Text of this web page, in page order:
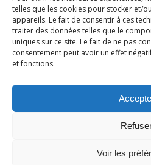
telles que les cookies pour stocker et/
appareils. Le fait de consentir à ces
traiter des données telles que le
uniques sur ce site. Le fait de ne pas
consentement peut avoir un effet
et fonctions.
Voir les
Publication Précédente
Juin 2014 - Soirée Annuelle
Retour au
Mobile